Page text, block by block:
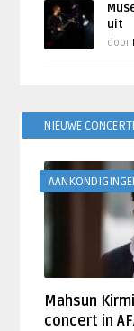
uit
door
NIEUWE
Mahsun
concert in